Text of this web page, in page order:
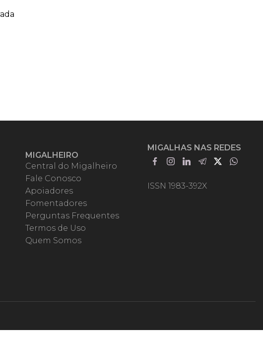
MIGALHEIRO
Central do Migalheiro
Fale Conosco
Apoiadores
Fomentadores
Perguntas Frequentes
Termos de Uso
Quem Somos
MIGALHAS NAS REDES
ISSN 1983-392X